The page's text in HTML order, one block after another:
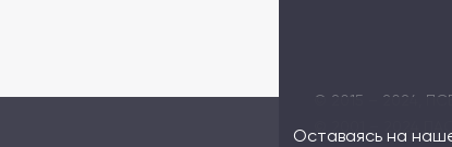
© 2015 – 2024,
© 2001 – 2024
Оставаясь на